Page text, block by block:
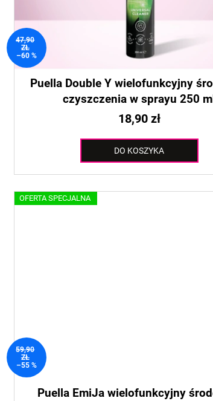
k
t
ó
w
u
k
t
ó
47,90
ZŁ
–60 %
Puella Double Y wielofunkcyjny
czyszczenia w sprayu 250
18,90 zł
DO KOSZYKA
OFERTA SPECJALNA
59,90
ZŁ
–55 %
Puella EmiJa wielofunkcyjny